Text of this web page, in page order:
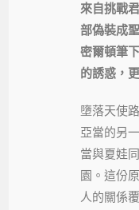
來自挑戰
部偽裝成
密爾頓筆
的誘惑，
墮落天使
亞當的另
當與夏娃
園。這份
人的關係